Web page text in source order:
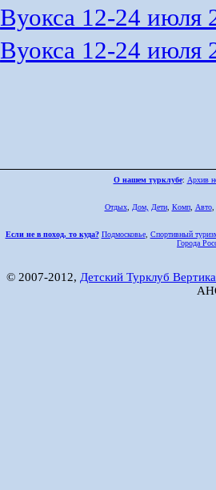
Вуокса 12-24 июля
Вуокса 12-24 июля
О нашем турклубе: Архив
Отдых, Дом, Дети, Комп, Авто,
Если не в поход, то куда? Подмосковье, Спортивный
Города
© 2007-2012, Детский Турклуб